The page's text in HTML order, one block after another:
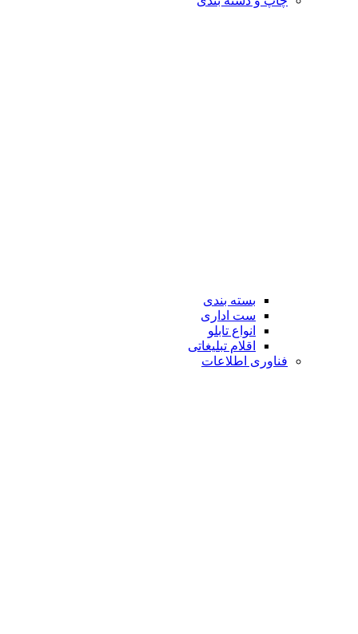
بسته بندی
ست اداری
انواع تابلو
اقلام تبلیغاتی
فناوری اطلاعات